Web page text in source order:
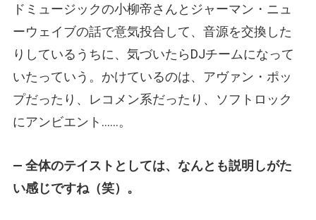
ドミュージックの小柳帝さんとジャーマン・ニュ
ーウェイブの話で意気投合して、音源を交換した
りしているうちに、気づいたらDJチームになって
いたっていう。かけているのは、アヴァン・ポッ
プだったり、レコメン系だったり、ソフトロック
にアンビエント……。
— 全体のテイストとしては、なんとも説明しがた
い感じですね（笑）。